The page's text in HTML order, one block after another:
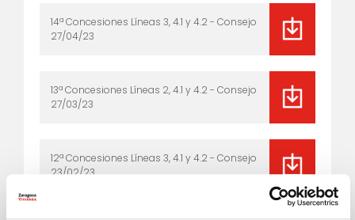
14ª Concesiones Líneas 3, 4.1 y 4.2 - Consejo
27/04/23
13ª Concesiones Líneas 2, 4.1 y 4.2 - Consejo
27/03/23
12ª Concesiones Líneas 3, 4.1 y 4.2 - Consejo
23/02/23